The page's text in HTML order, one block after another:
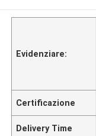
Evidenziare:
Certificazione
Delivery Time